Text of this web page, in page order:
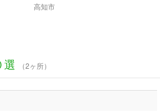
高知市
選 （2ヶ所）